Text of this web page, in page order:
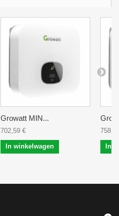
Growatt MIN...
702,59 €
In winkelwagen In